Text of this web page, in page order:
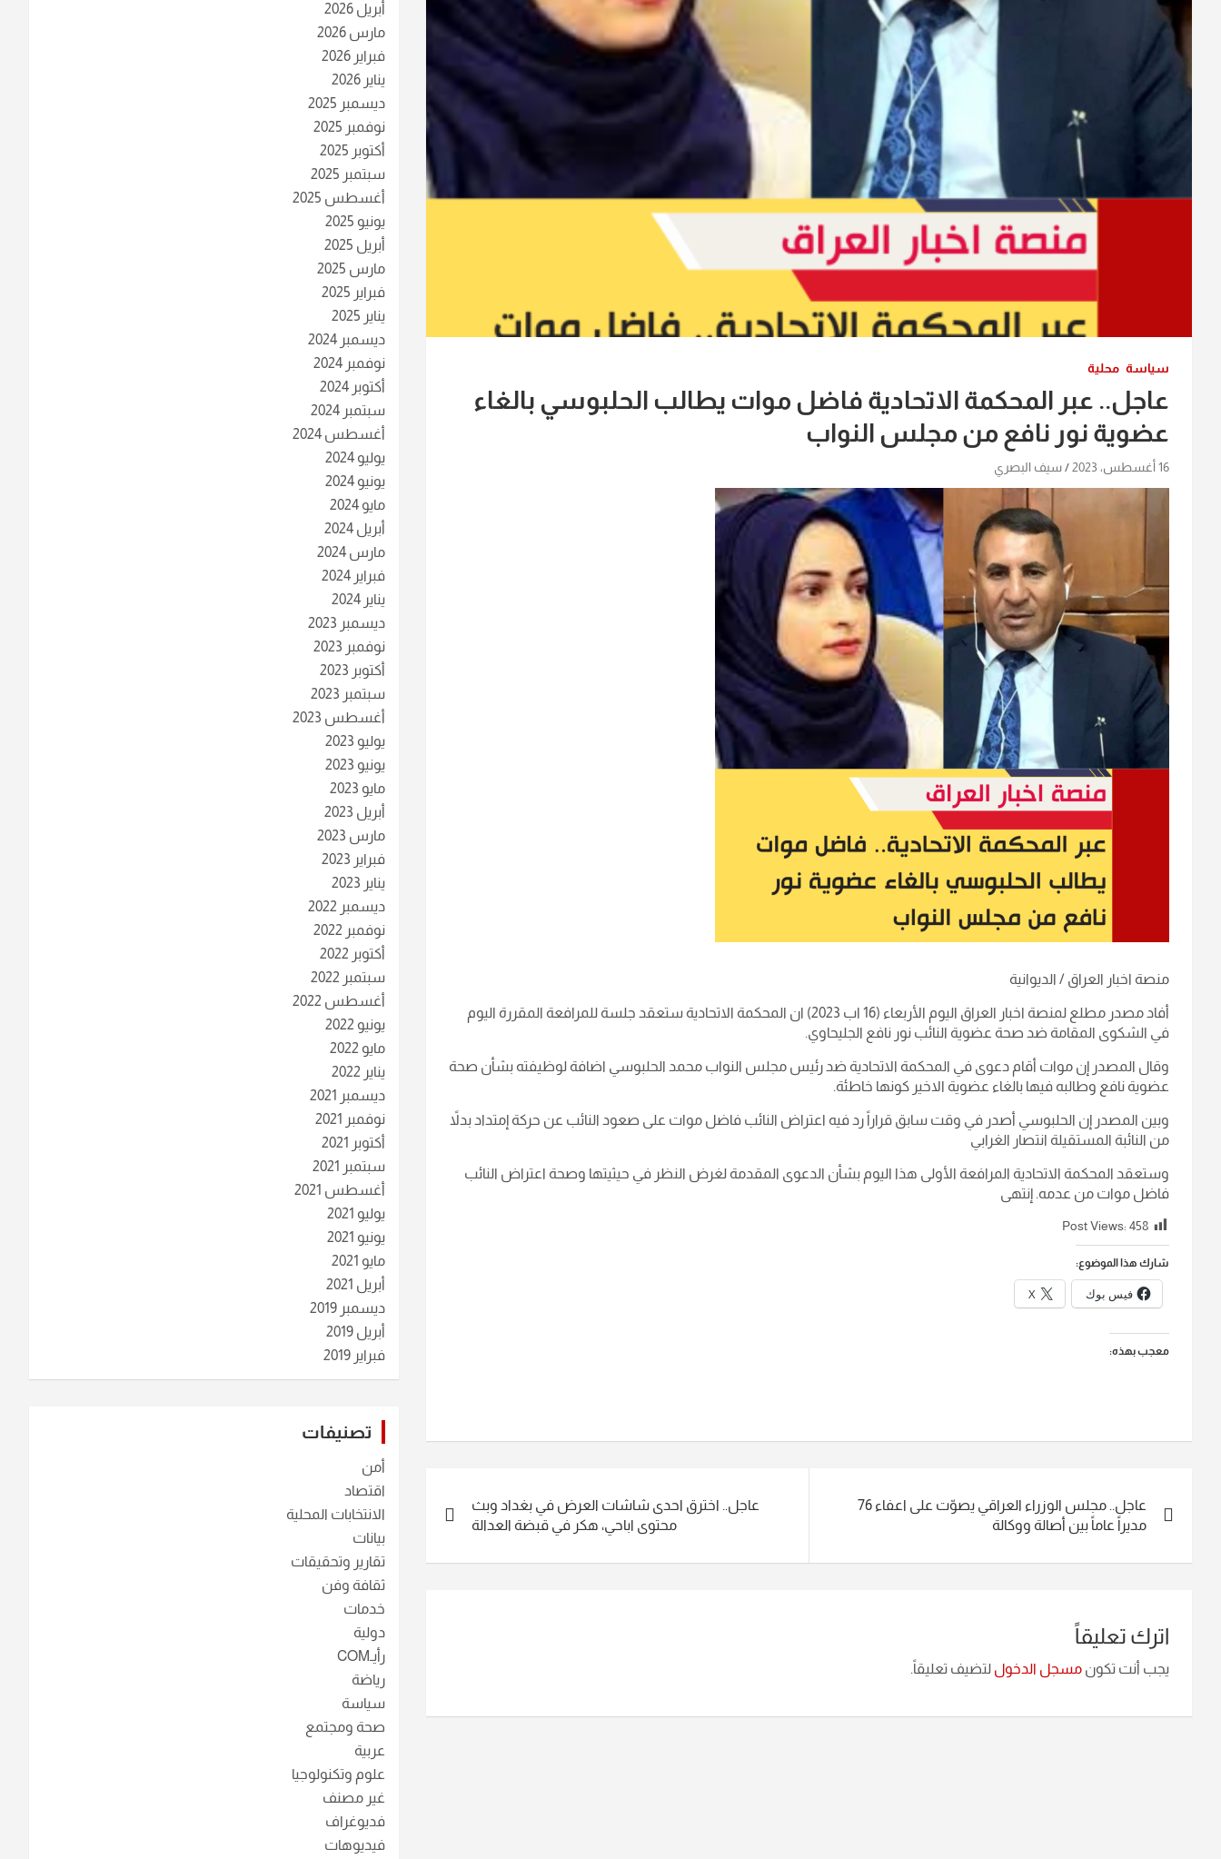
سياسة محلية
عاجل.. عبر المحكمة الاتحادية فاضل موات يطالب الحلبوسي بالغاء
عضوية نور نافع من مجلس النواب
16 أغسطس، 2023 سيف البصري
منصة اخبار العراق / الديوانية
أفاد مصدر مطلع لمنصة اخبار العراق اليوم الأربعاء (16 اب 2023) ان المحكمة الاتحادية ستعقد جلسة للمرافعة المقررة اليوم
في الشكوى المقامة ضد صحة عضوية النائب نور نافع الجليحاوي.
وقال المصدر إن موات أقام دعوى في المحكمة الاتحادية ضد رئيس مجلس النواب محمد الحلبوسي اضافة لوظيفته بشأن صحة
عضوية نافع وطالبه فيها بالغاء عضوية الاخير كونها خاطئة.
وبين المصدر إن الحلبوسي أصدر في وقت سابق قراراً رد فيه اعتراض النائب فاضل موات على صعود النائب عن حركة إمتداد بدلاً
من النائبة المستقيلة انتصار الغرابي
وستعقد المحكمة الاتحادية المرافعة الأولى هذا اليوم بشأن الدعوى المقدمة لغرض النظر في حيثيتها وصحة اعتراض النائب
فاضل موات من عدمه. إنتهى
Post Views: 458
شارك هذا الموضوع:
فيس بوك X
معجب بهذه:
المقالات
عاجل.. مجلس الوزراء العراقي يصوّت على اعفاء 76
مديراً عاماً بين أصالة ووكالة
عاجل.. اخترق احدى شاشات العرض في بغداد وبث
محتوى اباحي، هكر في قبضة العدالة
اترك تعليقاً
يجب أنت تكون مسجل الدخول لتضيف تعليقاً.
أبريل 2026
مارس 2026
فبراير 2026
يناير 2026
ديسمبر 2025
نوفمبر 2025
أكتوبر 2025
سبتمبر 2025
أغسطس 2025
يونيو 2025
أبريل 2025
مارس 2025
فبراير 2025
يناير 2025
ديسمبر 2024
نوفمبر 2024
أكتوبر 2024
سبتمبر 2024
أغسطس 2024
يوليو 2024
يونيو 2024
مايو 2024
أبريل 2024
مارس 2024
فبراير 2024
يناير 2024
ديسمبر 2023
نوفمبر 2023
أكتوبر 2023
سبتمبر 2023
أغسطس 2023
يوليو 2023
يونيو 2023
مايو 2023
أبريل 2023
مارس 2023
فبراير 2023
يناير 2023
ديسمبر 2022
نوفمبر 2022
أكتوبر 2022
سبتمبر 2022
أغسطس 2022
يونيو 2022
مايو 2022
يناير 2022
ديسمبر 2021
نوفمبر 2021
أكتوبر 2021
سبتمبر 2021
أغسطس 2021
يوليو 2021
يونيو 2021
مايو 2021
أبريل 2021
ديسمبر 2019
أبريل 2019
فبراير 2019
تصنيفات
أمن
اقتصاد
الانتخابات المحلية
بيانات
تقارير وتحقيقات
ثقافة وفن
خدمات
دولية
رأيـCOM
رياضة
سياسة
صحة ومجتمع
عربية
علوم وتكنولوجيا
غير مصنف
فديوغراف
فيديوهات